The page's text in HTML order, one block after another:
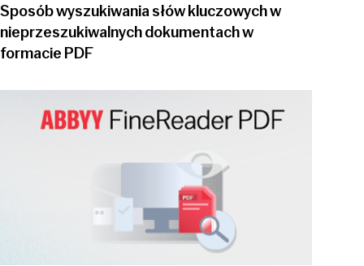
Sposób wyszukiwania słów kluczowych w
nieprzeszukiwalnych dokumentach w
formacie PDF